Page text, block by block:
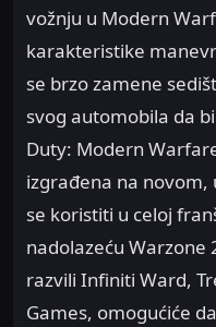
vožnju u Modern
karakteristike
se brzo zamene
svog automobila da
Duty: Modern
izgrađena na
se koristiti u celoj
nadolazeću Warzone
razvili Infiniti Ward,
Games, omogućiće